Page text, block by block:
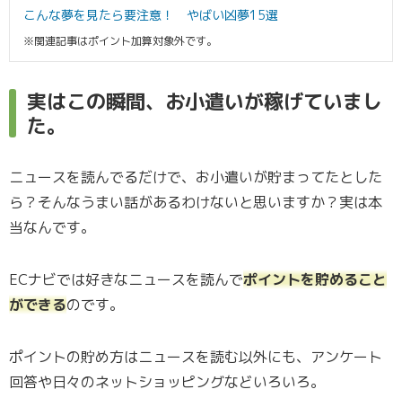
こんな夢を見たら要注意！ やばい凶夢15選
※関連記事はポイント加算対象外です。
実はこの瞬間、お小遣いが稼げていまし
た。
ニュースを読んでるだけで、お小遣いが貯まってたとした
ら？そんなうまい話があるわけないと思いますか？実は本
当なんです。
ECナビでは好きなニュースを読んでポイントを貯めること
ができるのです。
ポイントの貯め方はニュースを読む以外にも、アンケート
回答や日々のネットショッピングなどいろいろ。